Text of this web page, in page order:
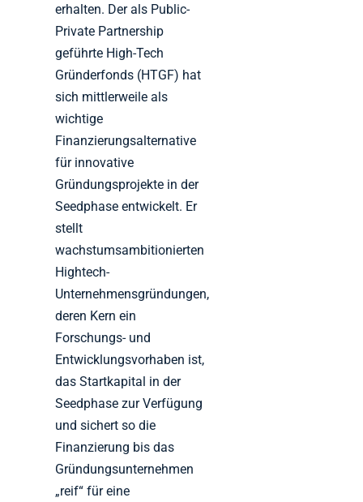
erhalten. Der als Public-
Private Partnership
geführte High-Tech
Gründerfonds (HTGF) hat
sich mittlerweile als
wichtige
Finanzierungsalternative
für innovative
Gründungsprojekte in der
Seedphase entwickelt. Er
stellt
wachstumsambitionierten
Hightech-
Unternehmensgründungen,
deren Kern ein
Forschungs- und
Entwicklungsvorhaben ist,
das Startkapital in der
Seedphase zur Verfügung
und sichert so die
Finanzierung bis das
Gründungsunternehmen
„reif“ für eine